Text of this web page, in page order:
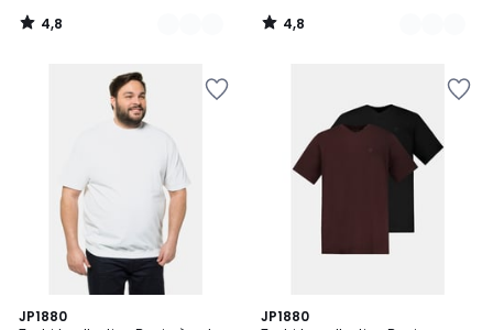
4,8
/
4,8
/
JP1880
4,8
16
JP1880
4,8
17